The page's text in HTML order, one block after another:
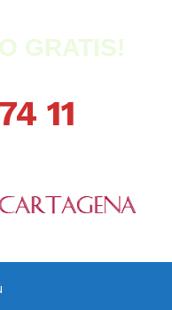
GRATIS!
11